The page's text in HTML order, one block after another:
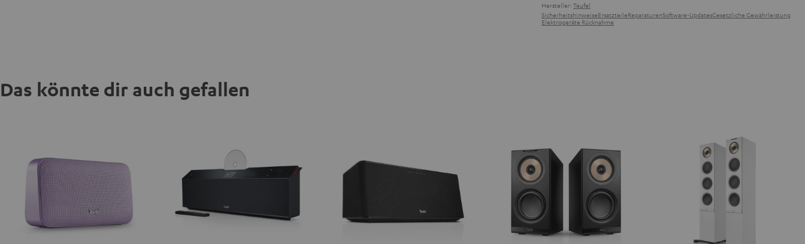
Hersteller: Teufel
SicherheitshinweiseErsatzteileReparaturenSoftware-UpdatesGesetzliche Gewährleistung
Elektrogeräte Rücknahme
Das könnte dir auch gefallen